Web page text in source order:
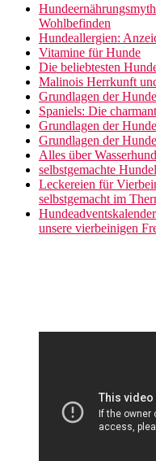
Wohlbefinden
Hundeallergien:
Vitamine für Hunde
Die beliebtesten
Malinois Herrkunft
Grundlagen der
Spaniels: Die
Grundlagen der
Grundlagen der
Alles über
selbstgemachte
Leckereien für
selbstgemacht im
unsere vierbeinigen